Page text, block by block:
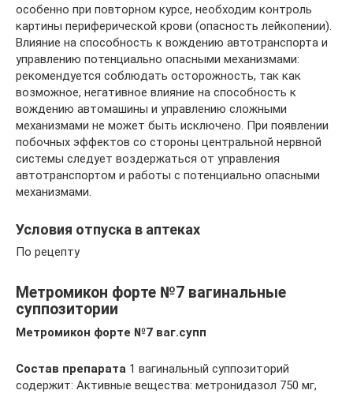
особенно при повторном курсе, необходим контроль
картины периферической крови (опасность лейкопении).
Влияние на способность к вождению автотранспорта и
управлению потенциально опасными механизмами:
рекомендуется соблюдать осторожность, так как
возможное, негативное влияние на способность к
вождению автомашины и управлению сложными
механизмами не может быть исключено. При появлении
побочных эффектов со стороны центральной нервной
системы следует воздержаться от управления
автотранспортом и работы с потенциально опасными
механизмами.
Условия отпуска в аптеках
По рецепту
Метромикон форте №7 вагинальные
суппозитории
Метромикон форте №7 ваг.супп
Состав препарата 1 вагинальный суппозиторий
содержит: Активные вещества: метронидазол 750 мг,